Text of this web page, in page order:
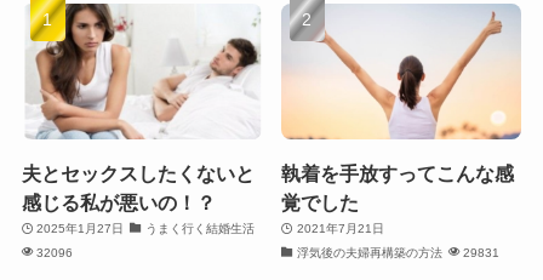
夫とセックスしたくないと
感じる私が悪いの！？
2025年1月27日
うまく行く結婚生活
32096
執着を手放すってこんな感
覚でした
2021年7月21日
浮気後の夫婦再構築の方法
29831